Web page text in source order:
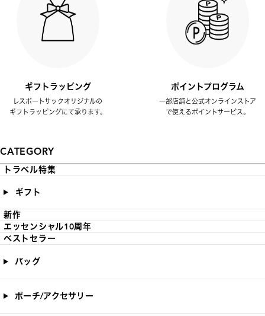
ギフトラッピング
レスポートサックオリジナルの
ギフトラッピングにて承ります。
ポイントプログラム
一部店舗と公式オンラインストア
で使えるポイントサービス。
CATEGORY
トラベル特集
ギフト
新作
エッセンシャル10周年
ベストセラー
バッグ
ポーチ/アクセサリー